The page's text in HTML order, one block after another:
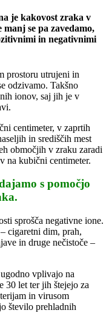
je kakovost zraka v
se pa zavedamo,
in negativnimi
prostoru utrujeni in
odzivamo. Takšno
ionov, saj jih je v
centimeter, v zaprtih
in središčih mest
območjih v zraku zaradi
na kubični centimeter.
s pomočjo
sprošča negativne ione.
cigaretni dim, prah,
in druge nečistoče –
vplivajo na
30 let ter jih štejejo za
in virusom
število prehladnih